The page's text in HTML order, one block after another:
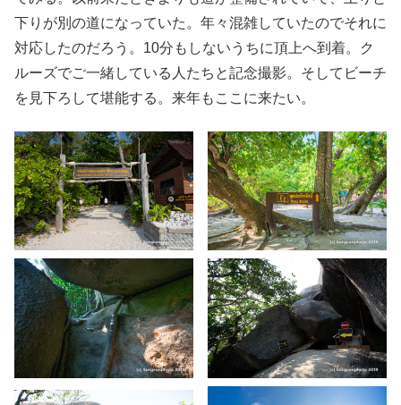
下りが別の道になっていた。年々混雑していたのでそれに
対応したのだろう。10分もしないうちに頂上へ到着。ク
ルーズでご一緒している人たちと記念撮影。そしてビーチ
を見下ろして堪能する。来年もここに来たい。